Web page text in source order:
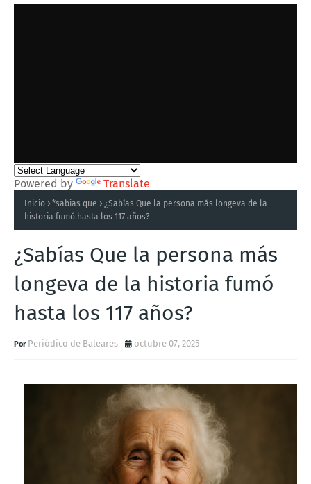
Powered by Translate
Inicio *sabias que
¿Sabías Que la persona más longeva de la
historia fumó hasta los 117 años?
¿Sabías Que la persona más
longeva de la historia fumó
hasta los 117 años?
Periódico de Baleares octubre 07, 2025